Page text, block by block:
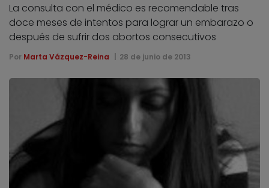
La consulta con el médico es recomendable tras
doce meses de intentos para lograr un embarazo o
después de sufrir dos abortos consecutivos
Por Marta Vázquez-Reina 28 de junio de 2013